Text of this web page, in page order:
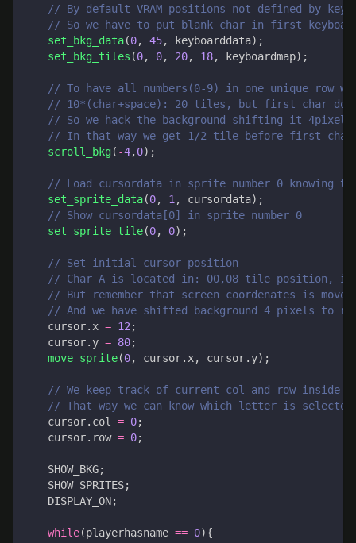
set_bkg_data(0, 45, keyboarddata);
set_bkg_tiles (0, 0, 20, 18, keyboardmap);
scroll_bkg( -4,0);
set_sprite_data(0, 1 , cursordata);
set_sprite_tile(0, 0);
cursor. x = 12 ;
cursor. y = 80;
move_sprite(0, cursor. x, cursor. y);
cursor. col = 0;
cursor. row = 0;
SHOW_BKG;
SHOW_SPRITES;
DISPLAY_ON;
while(playerhasname == 0){